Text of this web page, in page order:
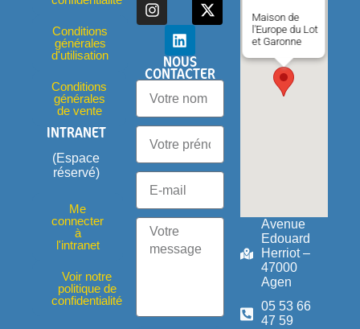
Conditions
générales
d'utilisation
Conditions
générales
de vente
INTRANET
(Espace
réservé)
Me
connecter
à
l'intranet
Voir notre
politique de
confidentialité
NOUS
CONTACTER
Maison de
l'Europe du Lot
et Garonne
Avenue
Edouard
Herriot –
47000
Agen
05 53 66
47 59